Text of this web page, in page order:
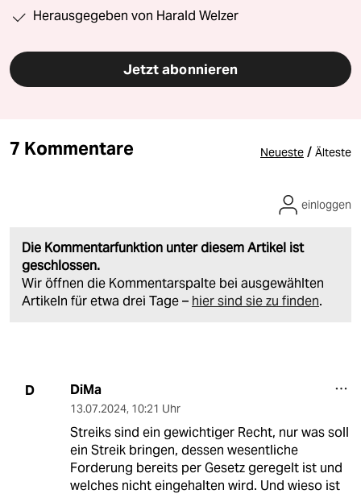
Herausgegeben von Harald Welzer
Jetzt abonnieren
7 Kommentare Neueste / Älteste
Die Kommentarfunktion unter diesem Artikel ist
geschlossen.
Wir öffnen die Kommentarspalte bei ausgewählten
Artikeln für etwa drei Tage – hier sind sie zu finden.
einloggen
D DiMa
13.07.2024, 10:21 Uhr
Streiks sind ein gewichtiger Recht, nur was soll
ein Streik bringen, dessen wesentliche
Forderung bereits per Gesetz geregelt ist und
welches nicht eingehalten wird. Und wieso ist